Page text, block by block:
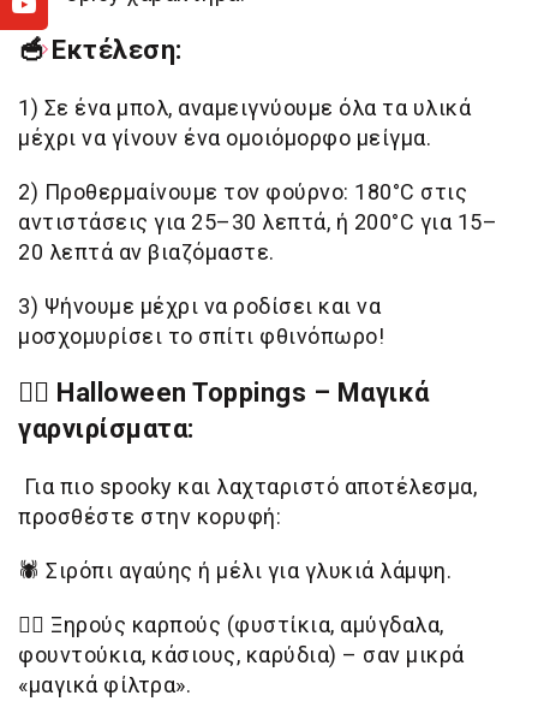
🥣Εκτέλεση:
1) Σε ένα μπολ, αναμειγνύουμε όλα τα υλικά
μέχρι να γίνουν ένα ομοιόμορφο μείγμα.
2) Προθερμαίνουμε τον φούρνο: 180°C στις
αντιστάσεις για 25–30 λεπτά, ή 200°C για 15–
20 λεπτά αν βιαζόμαστε.
3) Ψήνουμε μέχρι να ροδίσει και να
μοσχομυρίσει το σπίτι φθινόπωρο!
🧙‍♀️ Halloween Toppings – Μαγικά
γαρνιρίσματα:
Για πιο spooky και λαχταριστό αποτέλεσμα,
προσθέστε στην κορυφή:
🕷 Σιρόπι αγαύης ή μέλι για γλυκιά λάμψη.
🧛‍♂️ Ξηρούς καρπούς (φυστίκια, αμύγδαλα,
φουντούκια, κάσιους, καρύδια) – σαν μικρά
«μαγικά φίλτρα».